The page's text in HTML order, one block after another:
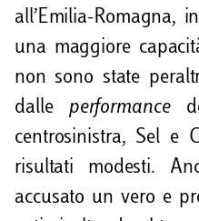
all’Emilia-Romagna,
una maggiore
non sono state
dalle performance
centrosinistra, Sel e
risultati modesti.
accusato un vero e